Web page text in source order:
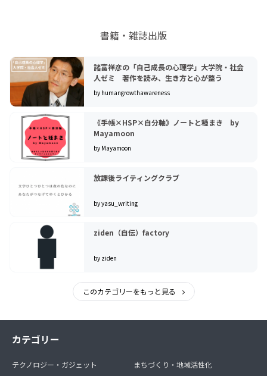
書籍・雑誌出版
諸富祥彦の「自己成長の心理学」大学院・社会
人ゼミ 著作を読み、生き方と心が整う
by humangrowthawareness
《手帳×HSP×自分軸》ノートと種まき by
Mayamoon
by Mayamoon
放課後ライティングクラブ
by yasu_writing
ziden（自伝）factory
by ziden
このカテゴリーをもっと見る
カテゴリー
テクノロジー・ガジェット
まちづくり・地域活性化